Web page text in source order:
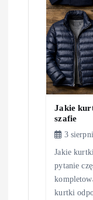
Jakie
szafie
3
Jakie
pytanie
kurtki